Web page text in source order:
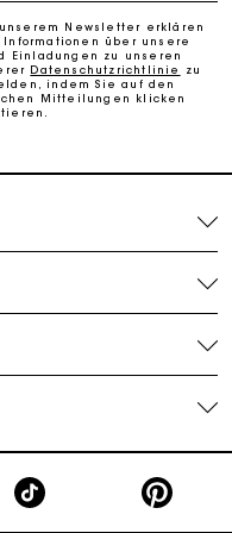
von 2-3 Tagen
30 Tagen
Newsletter erklären
über unsere
Einladungen zu unseren
Datenschutzrichtlinie
zu
indem Sie auf den
Mitteilungen klicken